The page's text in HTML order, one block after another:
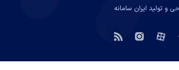
و تولید ایران سامانه